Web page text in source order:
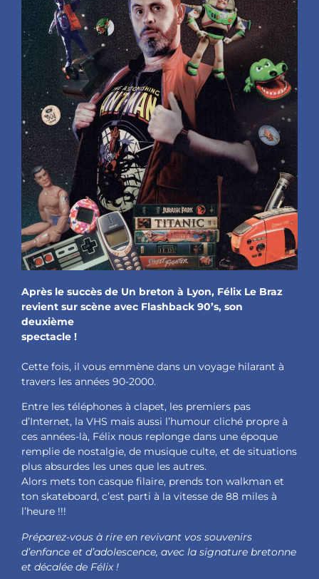
Après le succès de Un breton à Lyon, Félix Le Braz
revient sur scène avec Flashback 90’s, son
deuxième
spectacle !
Cette fois, il vous emmène dans un voyage hilarant à
travers les années 90-2000.
Entre les téléphones à clapet, les premiers pas
d’Internet, la VHS mais aussi l’humour cliché propre à
ces années-là, Félix nous replonge dans une époque
remplie de nostalgie, de musique culte, et de situations
plus absurdes les unes que les autres.
Alors mets ton casque filaire, prends ton walkman et
ton skateboard, c’est parti à la vitesse de 88 miles à
l’heure !!!
Préparez-vous à rire en revivant vos souvenirs
d’enfance et d’adolescence, avec la signature bretonne
et décalée de Félix !